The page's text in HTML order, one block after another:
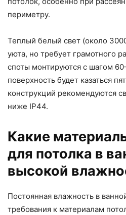
периметру.
Теплый белый свет (около
уюта, но требует грамотного
споты монтируются с шагом
поверхность будет казаться
конструкций рекомендуются
ниже IP44.
Какие
для потолка в
высокой
Постоянная влажность в
требования к материалам